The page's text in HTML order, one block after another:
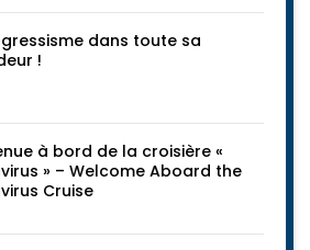
dans toute sa
!
à bord de la croisière «
» – Welcome Aboard the
Cruise